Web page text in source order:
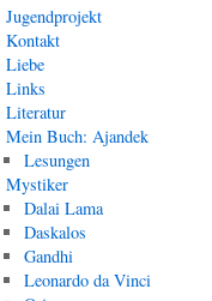
Jugendprojekt
Kontakt
Liebe
Links
Literatur
Mein Buch: Ajandek
Lesungen
Mystiker
Dalai Lama
Daskalos
Gandhi
Leonardo da Vinci